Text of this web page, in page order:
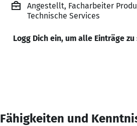
Angestellt, Facharbeiter
Technische Services
Logg Dich ein, um alle Einträge zu
Fähigkeiten und